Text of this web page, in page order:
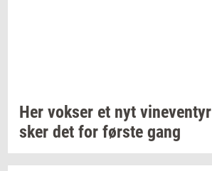
Her vok­ser et nyt vi­ne­ven­tyr
sker det for før­ste gang